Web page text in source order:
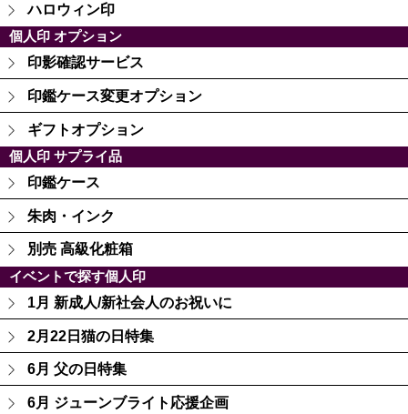
ハロウィン印
個人印 オプション
印影確認サービス
印鑑ケース変更オプション
ギフトオプション
個人印 サプライ品
印鑑ケース
朱肉・インク
別売 高級化粧箱
イベントで探す個人印
1月 新成人/新社会人のお祝いに
2月22日猫の日特集
6月 父の日特集
6月 ジューンブライト応援企画